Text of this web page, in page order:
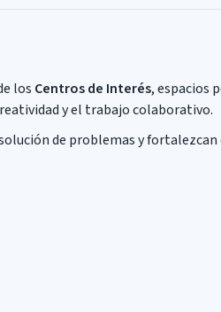
los Centros de Interés, espacios
y el trabajo colaborativo.
de problemas y